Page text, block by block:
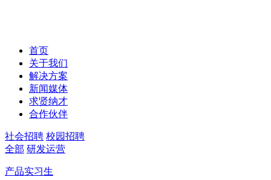
首页
关于我们
解决方案
新闻媒体
求贤纳才
合作伙伴
社会招聘 校园招聘
全部 研发运营
产品实习生